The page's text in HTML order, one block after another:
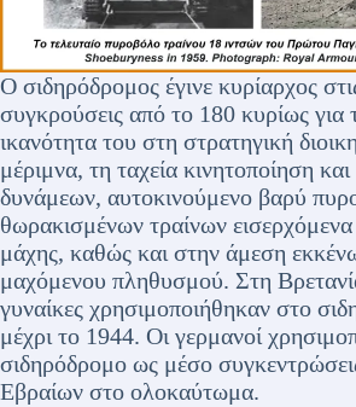
Ο σιδηρόδρομος έγινε κυρίαρχος
συγκρούσεις από το 180 κυρίως για
ικανότητα του στη στρατηγική
μέριμνα, τη ταχεία κινητοποίηση
δυνάμεων, αυτοκινούμενο βαρύ
θωρακισμένων τραίνων εισερχόμενα
μάχης, καθώς και στην άμεση
μαχόμενου πληθυσμού. Στη
γυναίκες χρησιμοποιήθηκαν στο
μέχρι το 1944. Οι γερμανοί
σιδηρόδρομο ως μέσο
Εβραίων στο ολοκαύτωμα.